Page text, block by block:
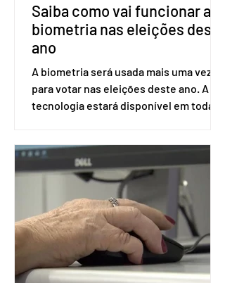
Saiba como vai funcionar a
biometria nas eleições deste
ano
A biometria será usada mais uma vez
para votar nas eleições deste ano. A
tecnologia estará disponível em todas
Apesar da requisição, a biometria não é
obrigatória para exercer o direito ao
voto. Se o título estiver regular, o
eleitor pode votar mesmo sem ter
realizado esse cadastro. Neste caso,
será exigido o documento de
identificação para acesso à urna
eletrônica. Se a urna eletrônica não